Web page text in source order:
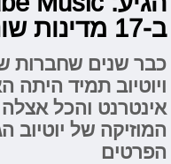
ב-17 מדינות שונות
כבר שנים שחברות
ויוטיוב תמיד היתה
אינטרנט והכל אצלה
המוזיקה של יוטיוב
הפרטים